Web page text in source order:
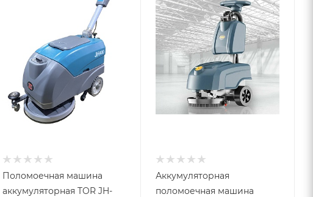
Поломоечная машина
аккумуляторная TOR JH-
Аккумуляторная
поломоечная машина